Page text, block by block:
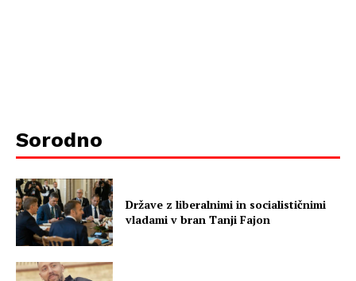
Sorodno
Države z liberalnimi in socialističnimi
vladami v bran Tanji Fajon